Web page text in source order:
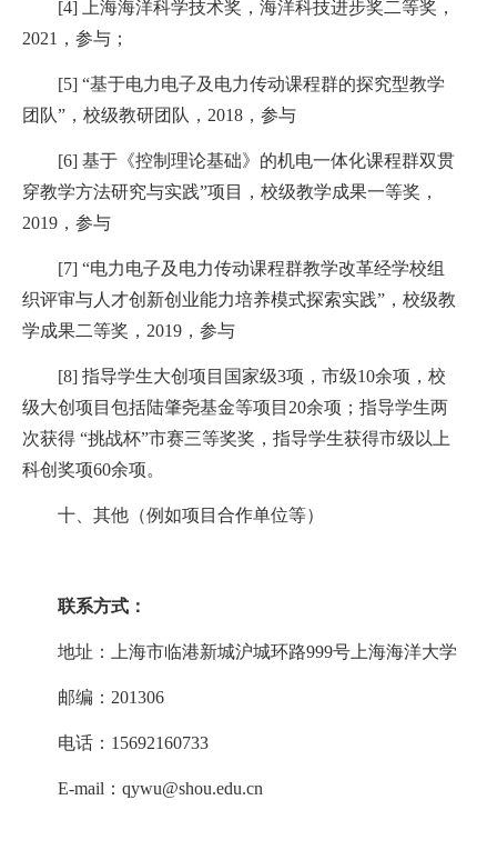
[4]
上海海洋科学技术奖，海洋科技进步奖二等奖，
2021 ，参与；
[5] “基于电力电子及电力传动课程群的探究型教学
团队” ，校级教研团队， 2018 ，参与
[6] 基于《控制理论基础》的机电一体化课程群双贯
穿教学方法研究与实践”项目，校级教学成果一等奖，
2019 ，参与
[7] “电力电子及电力传动课程群教学改革经学校组
织评审与人才创新创业能力培养模式探索实践” ，校级教
学成果二等奖， 2019 ，参与
[8] 指导学生大创项目国家级3项，市级10余项，校
级大创项目包括陆肇尧基金等项目 20余项；指导学生两
次获得 “挑战杯”市赛三等奖奖，指导学生获得市级以上
科创奖项60余项。
十、其他（例如项目合作单位等）
联系方式 ：
地址：上海市临港新城沪城环路999号上海海洋大学
邮编： 201306
电话： 15692160733
E-mail ： qywu@shou.edu.cn